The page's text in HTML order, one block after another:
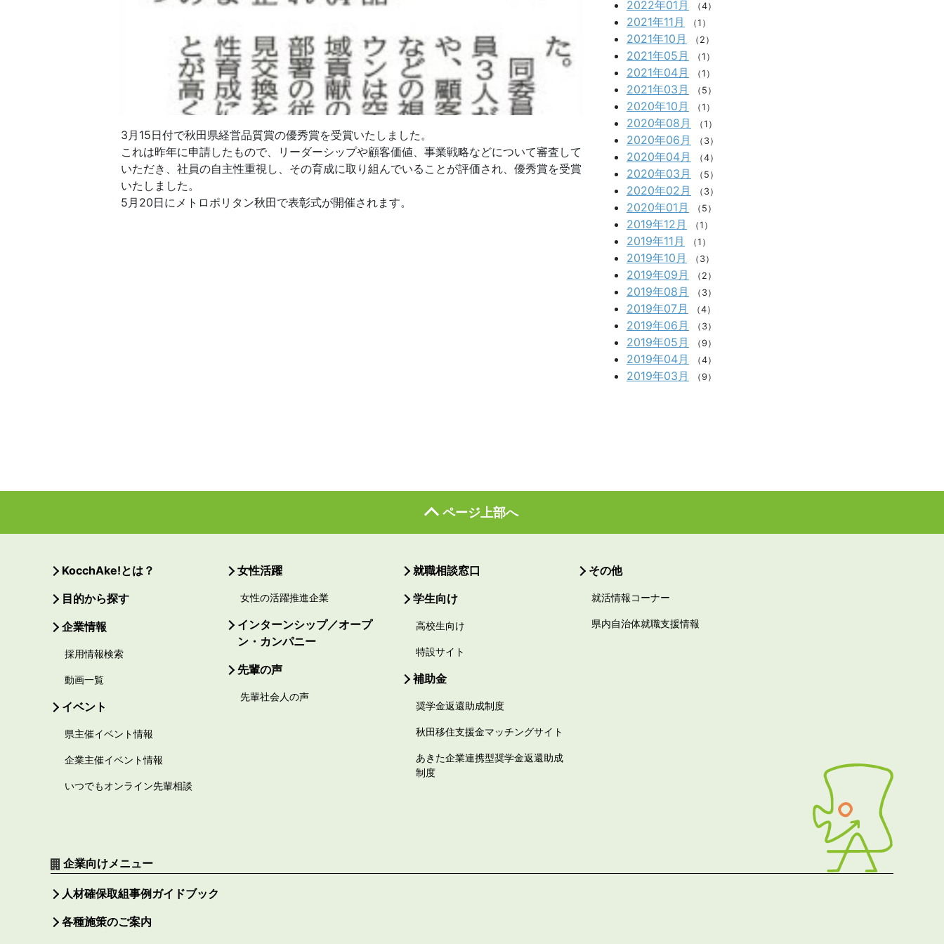
3月15日付で秋田県経営品質賞の優秀賞を受賞いたしました。
これは昨年に申請したもので、リーダーシップや顧客価値、事業戦略などについて審査して
いただき、社員の自主性重視し、その育成に取り組んでいることが評価され、優秀賞を受賞
いたしました。
5月20日にメトロポリタン秋田で表彰式が開催されます。
2022年01月 （4）
2021年11月 （1）
2021年10月 （2）
2021年05月 （1）
2021年04月 （1）
2021年03月 （5）
2020年10月 （1）
2020年08月 （1）
2020年06月 （3）
2020年04月 （4）
2020年03月 （5）
2020年02月 （3）
2020年01月 （5）
2019年12月 （1）
2019年11月 （1）
2019年10月 （3）
2019年09月 （2）
2019年08月 （3）
2019年07月 （4）
2019年06月 （3）
2019年05月 （9）
2019年04月 （4）
2019年03月 （9）
ページ上部へ
KocchAke!とは？
目的から探す
企業情報
採用情報検索
動画一覧
イベント
県主催イベント情報
企業主催イベント情報
いつでもオンライン先輩相談
女性活躍
女性の活躍推進企業
インターンシップ／オープ
ン・カンパニー
先輩の声
先輩社会人の声
就職相談窓口
学生向け
高校生向け
特設サイト
補助金
奨学金返還助成制度
秋田移住支援金マッチングサイト
あきた企業連携型奨学金返還助成
制度
その他
就活情報コーナー
県内自治体就職支援情報
企業向けメニュー
人材確保取組事例ガイドブック
各種施策のご案内